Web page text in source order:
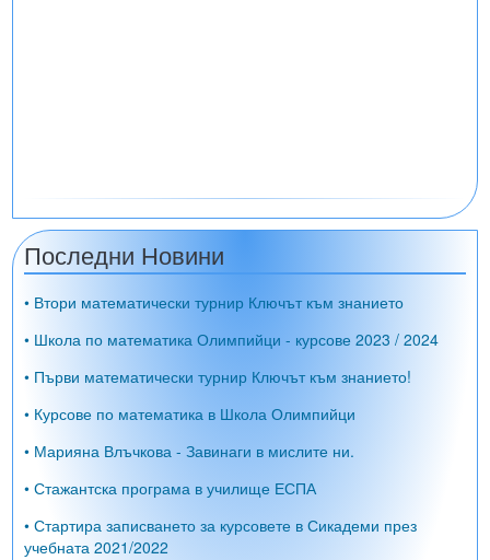
Последни Новини
• Втори математически турнир Ключът към знанието
• Школа по математика Олимпийци - курсове 2023 / 2024
• Първи математически турнир Ключът към знанието!
• Курсове по математика в Школа Олимпийци
• Марияна Влъчкова - Завинаги в мислите ни.
• Стажантска програма в училище ЕСПА
• Стартира записването за курсовете в Сикадеми през
учебната 2021/2022